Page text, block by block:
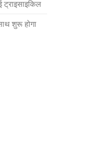
ट्राइसाइकिल
शुरू होगा